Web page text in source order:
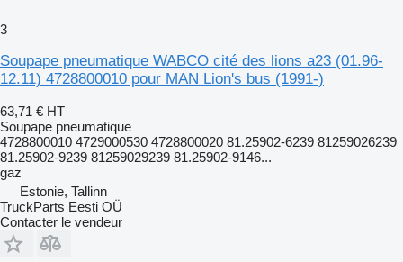
3
Soupape pneumatique WABCO cité des lions a23 (01.96-
12.11) 4728800010 pour MAN Lion's bus (1991-)
63,71 € HT
Soupape pneumatique
4728800010 4729000530 4728800020 81.25902-6239 81259026239
81.25902-9239 81259029239 81.25902-9146...
gaz
Estonie, Tallinn
TruckParts Eesti OÜ
Contacter le vendeur